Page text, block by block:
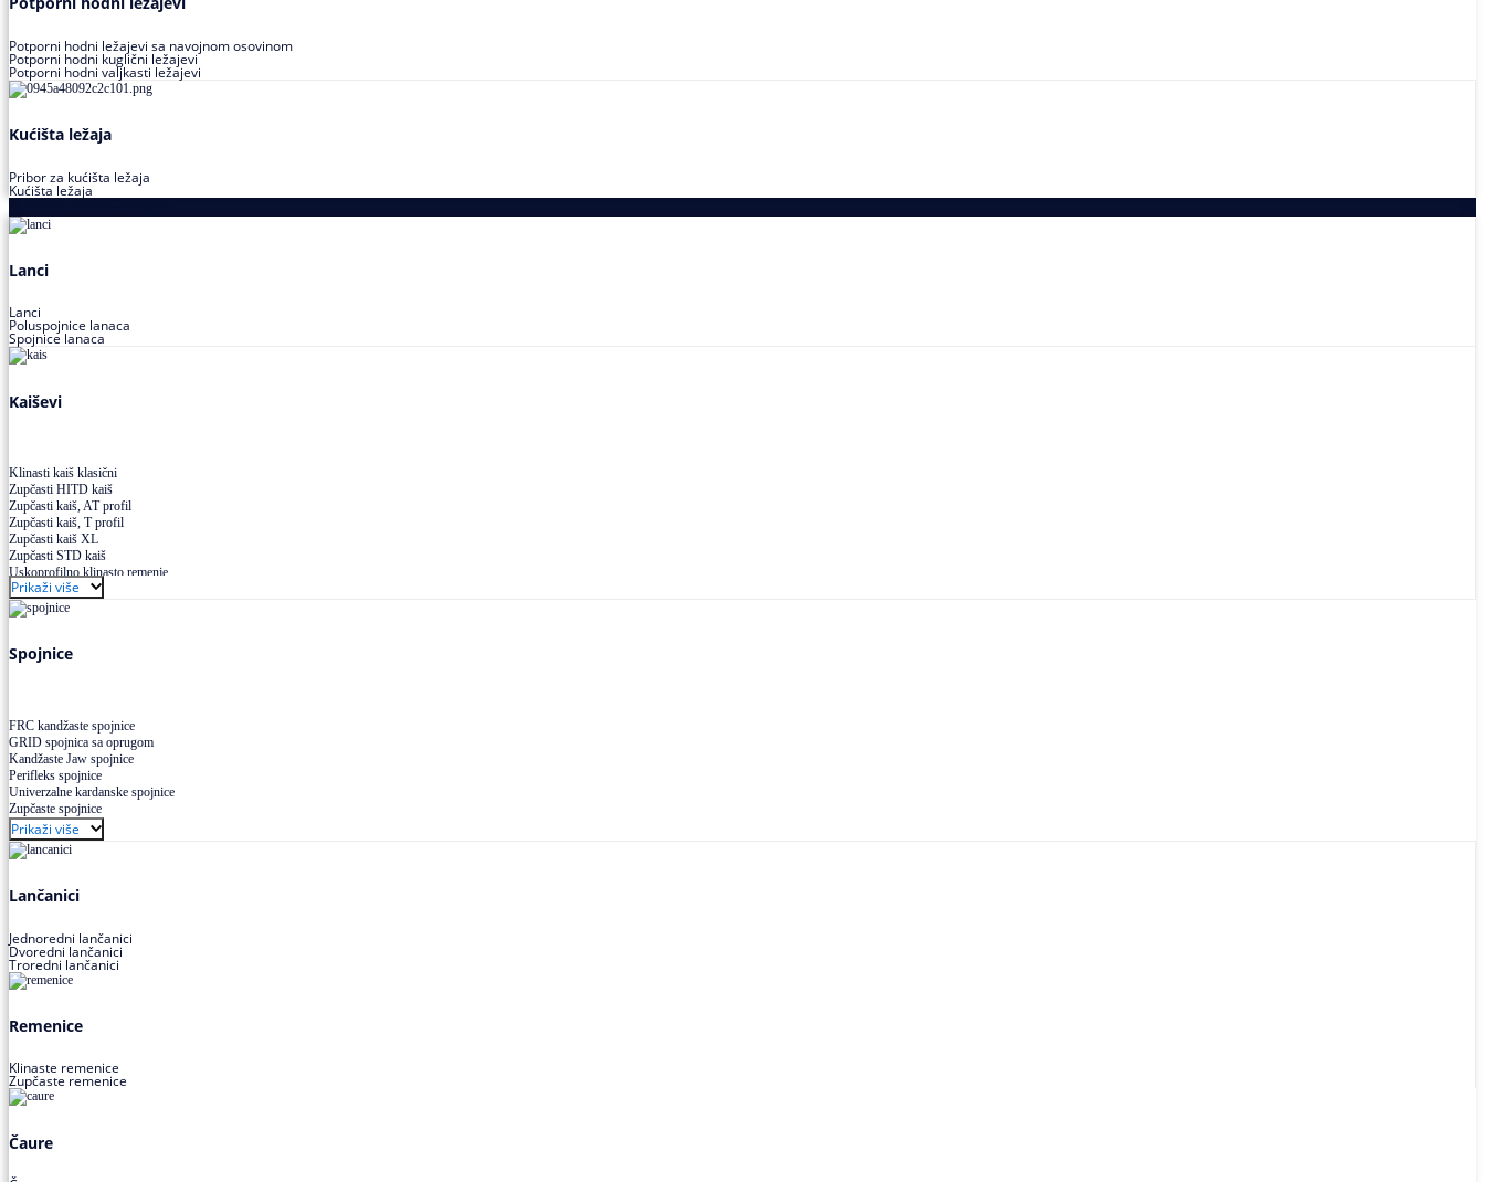
Potporni hodni ležajevi sa navojnom osovinom
Potporni hodni kuglični ležajevi
Potporni hodni valjkasti ležajevi
Kućišta ležaja
Pribor za kućišta ležaja
Kućišta ležaja
Lanci
Lanci
Poluspojnice lanaca
Spojnice lanaca
Kaiševi
Klinasti kaiš klasični
Zupčasti HITD kaiš
Zupčasti kaiš, AT profil
Zupčasti kaiš, T profil
Zupčasti kaiš XL
Zupčasti STD kaiš
Uskoprofilno klinasto remenje
Uskoprofilno klinasto remenje spojeno
Uskoprofilno klinasto remenje XP extra power
Višekanalno remenje PJ,PK
Prikaži više
Spojnice
FRC kandžaste spojnice
GRID spojnica sa oprugom
Kandžaste Jaw spojnice
Perifleks spojnice
Univerzalne kardanske spojnice
Zupčaste spojnice
Prikaži više
Lančanici
Jednoredni lančanici
Dvoredni lančanici
Troredni lančanici
Remenice
Klinaste remenice
Zupčaste remenice
Čaure